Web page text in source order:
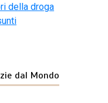
della droga
dal Mondo